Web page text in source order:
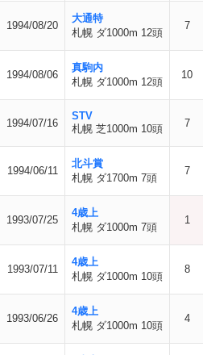
1994/08/20
大通特
札幌 ダ1000m 12頭
7
1994/08/06
真駒内
札幌 ダ1000m 12頭
10
1994/07/16
STV
札幌 芝1000m 10頭
7
1994/06/11
北斗賞
札幌 ダ1700m 7頭
7
1993/07/25
4歳上
札幌 ダ1000m 7頭
1
1993/07/11
4歳上
札幌 ダ1000m 10頭
8
1993/06/26
4歳上
札幌 ダ1000m 10頭
4